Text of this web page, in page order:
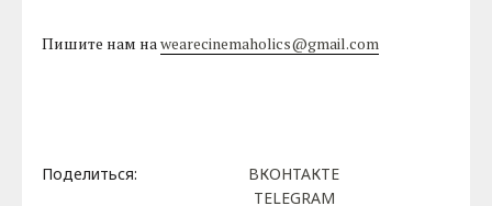
Пишите нам наwearecinemaholics@gmail.com
Поделиться:
ВКОНТАКТЕ
TELEGRAM